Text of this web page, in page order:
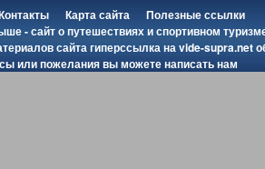
Карта сайта
Полезные ссылки
- сайт о путешествиях и спортивном
сайта гиперссылка наvide-supra.net
или пожелания вы можетенаписать нам